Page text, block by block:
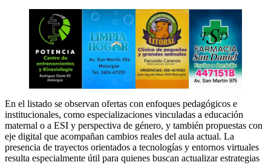
En el listado se observan ofertas con enfoques pedagógicos e
institucionales, como especializaciones vinculadas a educación
maternal o a ESI y perspectiva de género, y también propuestas con
eje digital que acompañan cambios reales del aula actual. La
presencia de trayectos orientados a tecnologías y entornos virtuales
resulta especialmente útil para quienes buscan actualizar estrategias